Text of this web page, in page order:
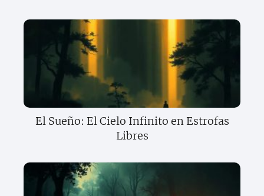
El Sueño: El Cielo Infinito en Estrofas
Libres